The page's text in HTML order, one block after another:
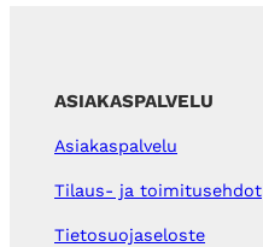
ASIAKASPALVELU
Asiakaspalvelu
Tilaus- ja toimitusehdot
Tietosuojaseloste